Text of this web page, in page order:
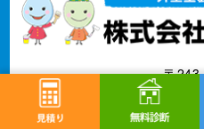
〒
神奈川県厚木市金田